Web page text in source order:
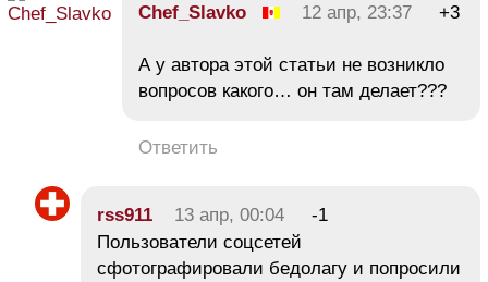
Chef_Slavko 12 апр, 23:37 +3
А у автора этой статьи не возникло
вопросов какого… он там делает???
Ответить
rss911 13 апр, 00:04
-1
Пользователи соцсетей
сфотографировали бедолагу и попросили